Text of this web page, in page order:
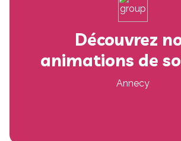
Découvrez
animations de
Annecy